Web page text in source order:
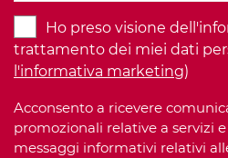
Ho preso visione
trattamento dei miei dati
l'informativa marketing)
Acconsento a ricevere
promozionali relative a servizi
messaggi informativi relativi